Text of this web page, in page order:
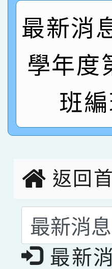
創客第
賽 洪綺
名
倩參加
名 指導
賀！本
園市英
指導老
賀！本
賽 劉文
臺灣台
賀！本
市賽榮
最新消
學年度
班
返回
選擇後
最新